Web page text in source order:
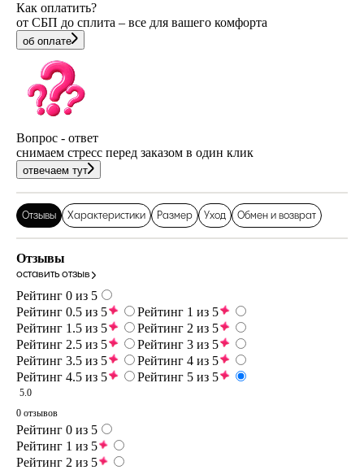
Как оплатить?
от СБП до сплита – все для вашего комфорта
об оплате
Вопрос - ответ
снимаем стресс перед заказом в один клик
отвечаем тут
Отзывы Характеристики Размер Уход Обмен и возврат
Отзывы
оставить отзыв
Рейтинг 0 из 5
Рейтинг 0.5 из 5
Рейтинг 1 из 5
Рейтинг 1.5 из 5
Рейтинг 2 из 5
Рейтинг 2.5 из 5
Рейтинг 3 из 5
Рейтинг 3.5 из 5
Рейтинг 4 из 5
Рейтинг 4.5 из 5
Рейтинг 5 из 5
5.0
0 отзывов
Рейтинг 0 из 5
Рейтинг 1 из 5
Рейтинг 2 из 5